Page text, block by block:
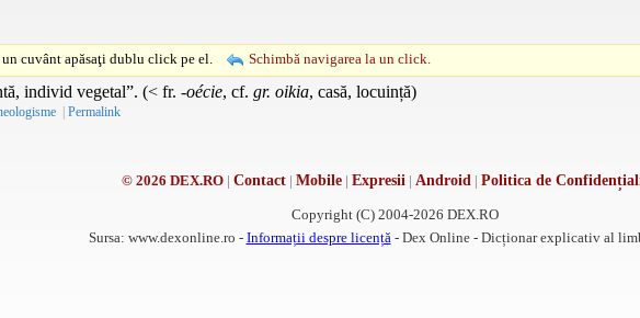
cuvânt apăsaţi dublu click pe el. Schimbă navigarea la un click.
individ vegetal”. (< fr. -oécie, cf. gr. oikia, casă, locuință)
| Permalink
© 2026 DEX.RO| Contact| Mobile| Expresii | Android | Politica de
Copyright (C) 2004-2026 DEX.RO
Sursa: www.dexonline.ro - Informații despre licență - Dex Online - Dicționar explicativ al